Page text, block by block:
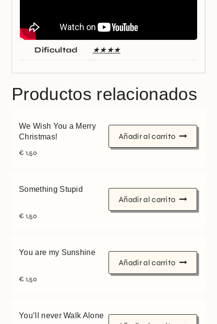
Dificultad ★★★★
Productos relacionados
We Wish You a Merry
Christmas!
€ 1,50
Añadir al carrito
Something Stupid
€ 1,50
Añadir al carrito
You are my Sunshine
€ 1,50
Añadir al carrito
You’ll never Walk Alone